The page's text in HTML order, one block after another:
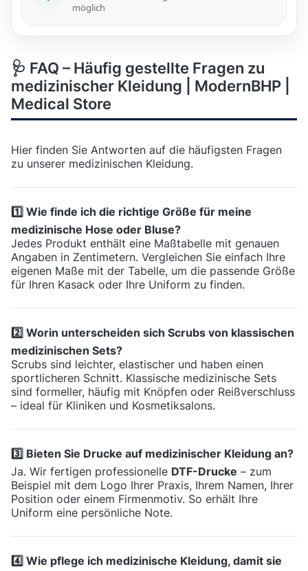
möglich
🩺 FAQ – Häufig gestellte Fragen zu
medizinischer Kleidung | ModernBHP |
Medical Store
Hier finden Sie Antworten auf die häufigsten Fragen
zu unserer medizinischen Kleidung.
1️⃣ Wie finde ich die richtige Größe für meine
medizinische Hose oder Bluse?
Jedes Produkt enthält eine Maßtabelle mit genauen
Angaben in Zentimetern. Vergleichen Sie einfach Ihre
eigenen Maße mit der Tabelle, um die passende Größe
für Ihren Kasack oder Ihre Uniform zu finden.
2️⃣ Worin unterscheiden sich Scrubs von klassischen
medizinischen Sets?
Scrubs sind leichter, elastischer und haben einen
sportlicheren Schnitt. Klassische medizinische Sets
sind formeller, häufig mit Knöpfen oder Reißverschluss
– ideal für Kliniken und Kosmetiksalons.
3️⃣ Bieten Sie Drucke auf medizinischer Kleidung an?
Ja. Wir fertigen professionelle DTF-Drucke – zum
Beispiel mit dem Logo Ihrer Praxis, Ihrem Namen, Ihrer
Position oder einem Firmenmotiv. So erhält Ihre
Uniform eine persönliche Note.
4️⃣ Wie pflege ich medizinische Kleidung, damit sie